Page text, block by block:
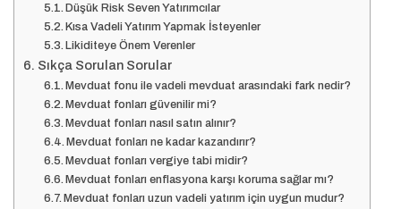
Düşük Risk Seven Yatırımcılar
Kısa Vadeli Yatırım Yapmak İsteyenler
Likiditeye Önem Verenler
Sıkça Sorulan Sorular
Mevduat fonu ile vadeli mevduat arasındaki fark nedir?
Mevduat fonları güvenilir mi?
Mevduat fonları nasıl satın alınır?
Mevduat fonları ne kadar kazandırır?
Mevduat fonları vergiye tabi midir?
Mevduat fonları enflasyona karşı koruma sağlar mı?
Mevduat fonları uzun vadeli yatırım için uygun mudur?